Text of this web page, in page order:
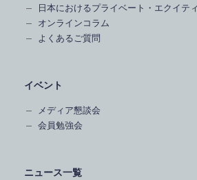
日本におけるプライベート・エクイテ
オンラインコラム
よくあるご質問
イベント
メディア懇談会
会員勉強会
ニュース一覧